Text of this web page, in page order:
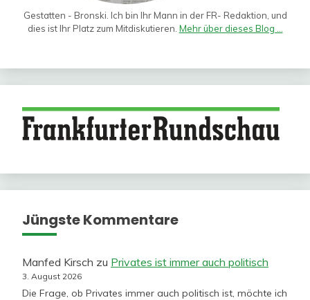
Gestatten - Bronski. Ich bin Ihr Mann in der FR- Redaktion, und
dies ist Ihr Platz zum Mitdiskutieren. Mehr über dieses Blog ...
Jüngste Kommentare
Manfed Kirsch zu Privates ist immer auch politisch
3. August 2026
Die Frage, ob Privates immer auch politisch ist, möchte ich